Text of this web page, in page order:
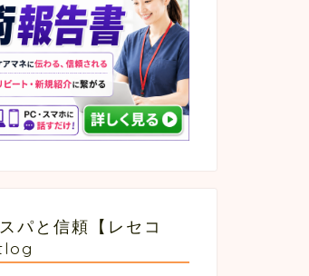
パと信頼【レセコ